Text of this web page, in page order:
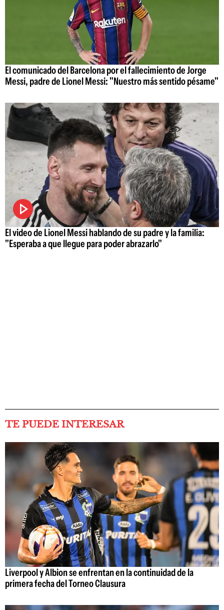
El comunicado del Barcelona por el fallecimiento de Jorge
Messi, padre de Lionel Messi: "Nuestro más sentido pésame"
El video de Lionel Messi hablando de su padre y la familia:
"Esperaba a que llegue para poder abrazarlo"
TE PUEDE INTERESAR
Liverpool y Albion se enfrentan en la continuidad de la
primera fecha del Torneo Clausura